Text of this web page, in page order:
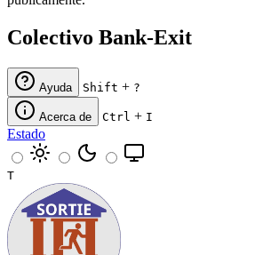
Colectivo Bank-Exit
Ayuda Shift + ?
Acerca de Ctrl + I
Estado
T